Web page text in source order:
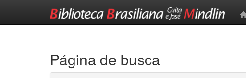
Página de busca